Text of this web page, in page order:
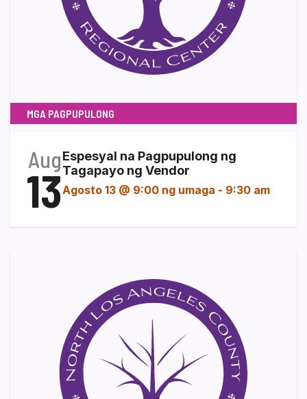
MGA PAGPUPULONG
Aug
13
Espesyal na Pagpupulong ng
Tagapayo ng Vendor
Agosto 13 @ 9:00 ng umaga - 9:30 am